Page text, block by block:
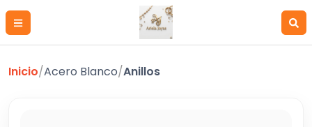
Inicio/Acero Blanco/Anillos